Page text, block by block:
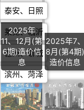
2025年
11、12月(第
6期)造价信
息
2025年7、
8月(第4期)
造价信息
泰安、 日照
莱芜、临沂
德州、聊城
滨州 、 菏泽